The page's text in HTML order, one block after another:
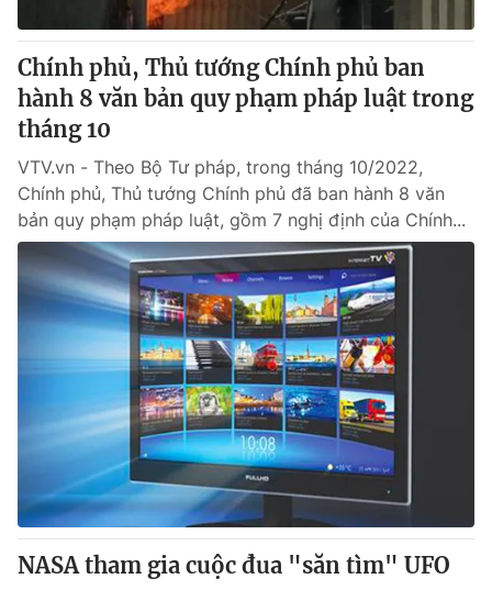
Cơ quan báo chí:
Thời báo VTV
Giấy phép hoạt động báo in và báo điện tử số 483/GP-BTTTT
cấp ngày 29/12/2023
Tổng Biên tập:Vũ Thanh Thủy
Phó Tổng Biên tập:
Nguyễn Trọng Ninh
Tổng đài VTV:024.38 355 931 - 024.38 355 932
Ðiện thoại Thời báo VTV:
024.66 897 897
Email:toasoan@vtv.vn
Liên hệ quảng cáo:024-7300.7108
® Cấm sao chép dưới mọi hình thức nếu không có sự chấp
Chính phủ, Thủ tướng Chính phủ ban
hành 8 văn bản quy phạm pháp luật trong
tháng 10
VTV.vn - Theo Bộ Tư pháp, trong tháng 10/2022,
Chính phủ, Thủ tướng Chính phủ đã ban hành 8 văn
bản quy phạm pháp luật, gồm 7 nghị định của Chính...
NASA tham gia cuộc đua "săn tìm" UFO